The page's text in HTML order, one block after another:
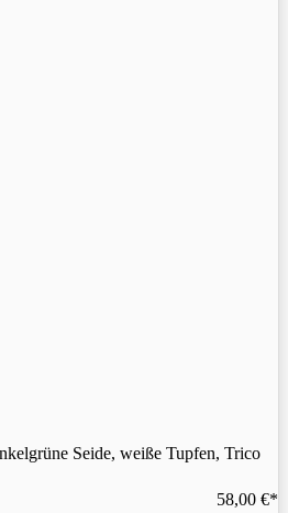
Seide, weiße Tupfen, Trico
58,00 €